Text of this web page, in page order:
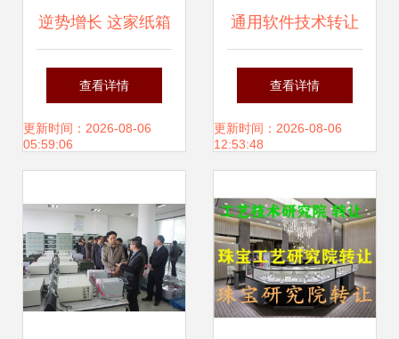
逆势增长 这家纸箱
厂如何通过技术转
让实现净利润同比
查看详情
更新时间：2026-08-06
05:59:06
通用软件技术转让
合同样式
查看详情
更新时间：2026-08-06
12:53:48